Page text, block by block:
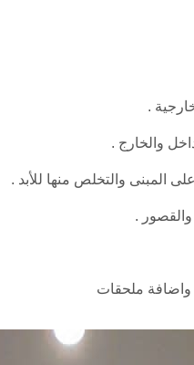
.
والخارج .
المبنى والتخلص منها للأبد .
.
واضافة ملحقات